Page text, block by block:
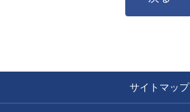
サイトマップ